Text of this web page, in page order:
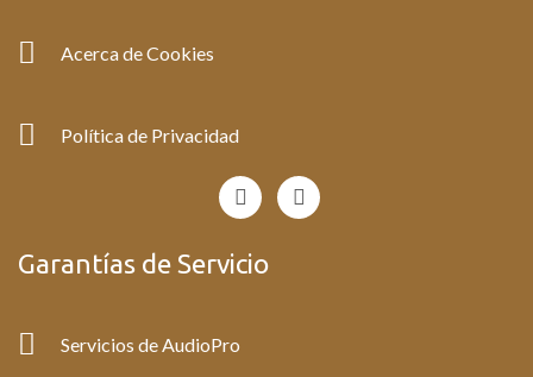
Acerca de Cookies
Política de Privacidad
F
a
e
b
-
I
n
Garantías de Servicio
Servicios de AudioPro